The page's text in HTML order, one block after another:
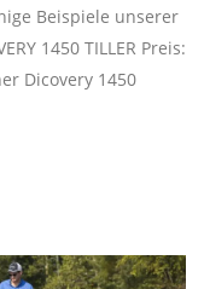
Beispiele unserer
1450 TILLER Preis:
Dicovery 1450